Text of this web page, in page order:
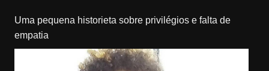
Uma pequena historieta sobre privilégios e falta de
empatia